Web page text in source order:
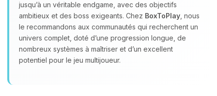
jusqu’à un véritable endgame, avec des objectifs
ambitieux et des boss exigeants. Chez BoxToPlay , nous
le recommandons aux communautés qui recherchent un
univers complet, doté d’une progression longue, de
nombreux systèmes à maîtriser et d’un excellent
potentiel pour le jeu multijoueur.